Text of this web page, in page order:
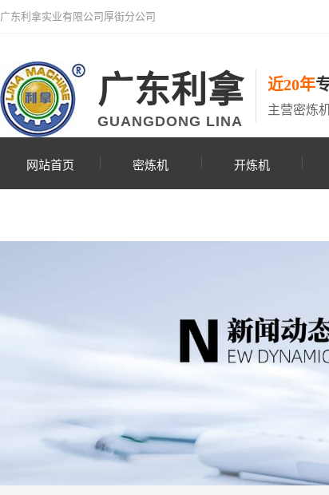
广东利拿实业有限公司厚街分公司
广东利拿
GUANGDONG LINA
近20年
主营密炼
网站首页 密炼机 开炼机